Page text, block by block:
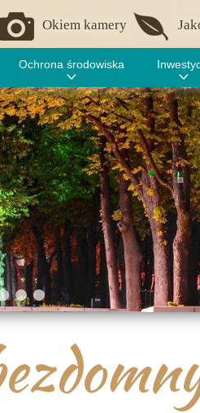
Okiem kamery
Ochrona środowiska